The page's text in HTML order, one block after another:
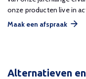
onze producten live in
Maak een afspraak
Alternatieven